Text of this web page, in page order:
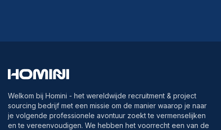
Welkom bij Homini - het wereldwijde recruitment & project
sourcing bedrijf met een missie om de manier waarop je naar
je volgende professionele avontuur zoekt te vermenselijken
en te vereenvoudigen. We hebben het voorrecht een van de